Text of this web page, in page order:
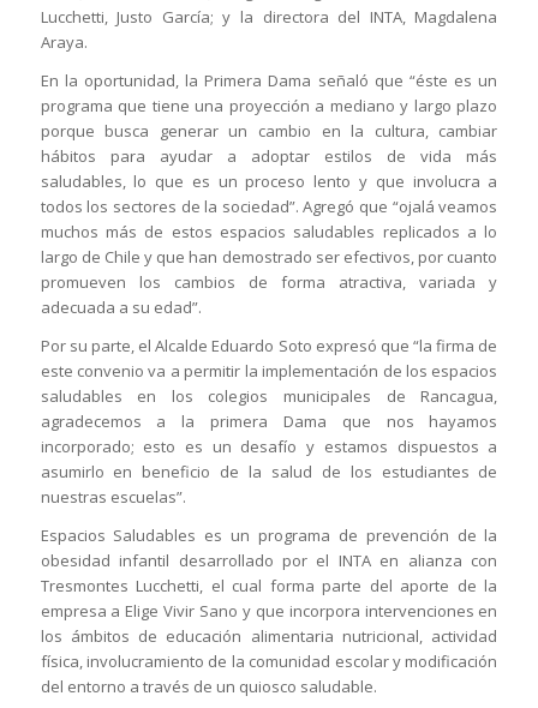
Lucchetti, Justo García; y la directora del INTA, Magdalena
Araya.
En la oportunidad, la Primera Dama señaló que “éste es un
programa que tiene una proyección a mediano y largo plazo
porque busca generar un cambio en la cultura, cambiar
hábitos para ayudar a adoptar estilos de vida más
saludables, lo que es un proceso lento y que involucra a
todos los sectores de la sociedad”. Agregó que “ojalá veamos
muchos más de estos espacios saludables replicados a lo
largo de Chile y que han demostrado ser efectivos, por cuanto
promueven los cambios de forma atractiva, variada y
adecuada a su edad”.
Por su parte, el Alcalde Eduardo Soto expresó que “la firma de
este convenio va a permitir la implementación de los espacios
saludables en los colegios municipales de Rancagua,
agradecemos a la primera Dama que nos hayamos
incorporado; esto es un desafío y estamos dispuestos a
asumirlo en beneficio de la salud de los estudiantes de
nuestras escuelas”.
Espacios Saludables es un programa de prevención de la
obesidad infantil desarrollado por el INTA en alianza con
Tresmontes Lucchetti, el cual forma parte del aporte de la
empresa a Elige Vivir Sano y que incorpora intervenciones en
los ámbitos de educación alimentaria nutricional, actividad
física, involucramiento de la comunidad escolar y modificación
del entorno a través de un quiosco saludable.